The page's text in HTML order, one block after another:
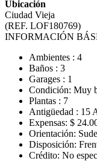
Ubicación
Ciudad Vieja
(REF. LOF180769)
INFORMACIÓN
Ambientes : 4
Baños : 3
Garages : 1
Condición: Muy
Plantas : 7
Antigüedad : 15
Expensas: $
Orientación:
Disposición:
Crédito: No